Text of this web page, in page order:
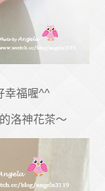
幸福喔^^
洛神花茶～